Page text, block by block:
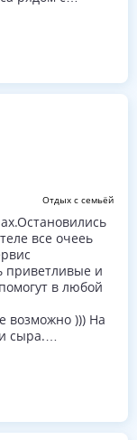
автобус.
маршруте
отеля
хочется
и Маргарите.
с
Отдых с семьёй
все очееь
приветливые и
в любой
возможно ))) На
сыра.